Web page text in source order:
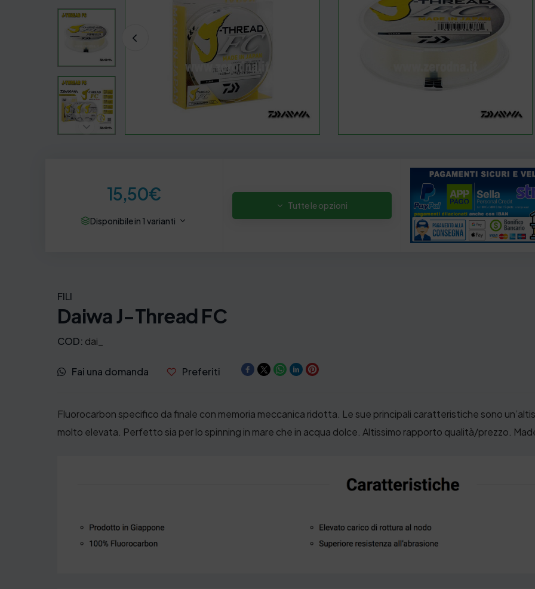
15,50€
Disponibile in 1 varianti
Tutte le opzioni
FILI
Daiwa J-Thread FC
COD: dai_
Fai una domanda Preferiti
Fluorocarbon specifico da finale con memoria meccanica ridotta. Le sue principali caratteristiche sono
molto elevata. Perfetto sia per lo spinning in mare che in acqua dolce. Altissimo rapporto qualità/prezzo.